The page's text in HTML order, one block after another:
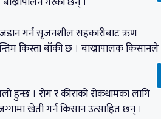
जडान गर्न सृजनशील सहकारीबाट ऋण
किस्ता बाँकी छ । बाख्रापालक किसानले
हुन्छ । रोग र कीराको रोकथामका लागि
खेती गर्न किसान उत्साहित छन् ।